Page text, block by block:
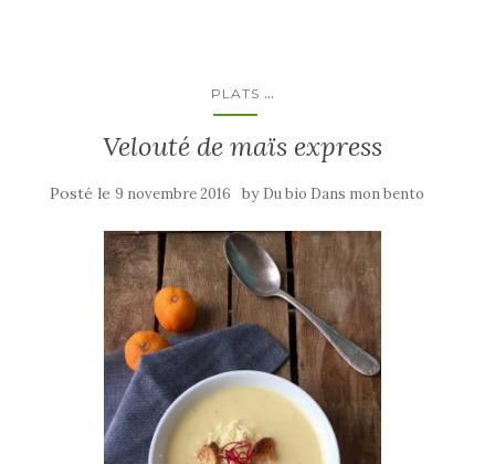
PLATS ...
Velouté de maïs express
Posté le 9 novembre 2016 by Du bio Dans mon bento